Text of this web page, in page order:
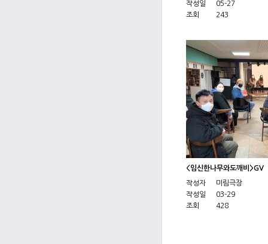
작성일
05-27
조회
243
<임신한나무와도깨비>GV
작성자
미림극장
작성일
03-29
조회
428